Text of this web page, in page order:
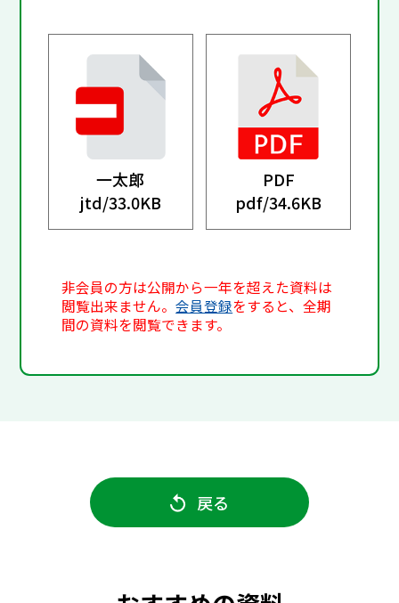
一太郎
jtd/33.0KB
PDF
pdf/34.6KB
非会員の方は公開から一年を超えた資料は
閲覧出来ません。会員登録をすると、全期
間の資料を閲覧できます。
戻る